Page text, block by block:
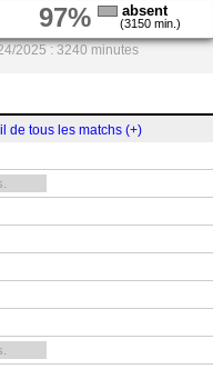
97% absent
(3150 min.)
2025 : 3240 minutes
de tous les matchs (+)